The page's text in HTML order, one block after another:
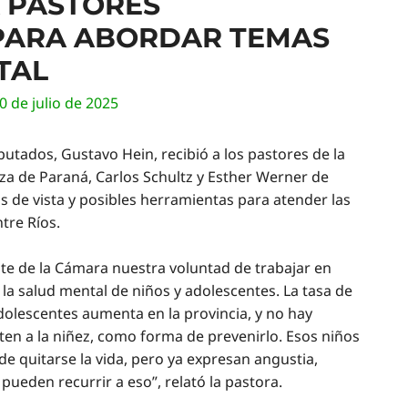
ABORDAR TEMAS
de julio de 2025
Gustavo Hein, recibió a los pastores de la
de Paraná, Carlos Schultz y Esther Werner de
de vista y posibles herramientas para atender las
Ríos.
de la Cámara nuestra voluntad de trabajar en
salud mental de niños y adolescentes. La tasa de
aumenta en la provincia, y no hay
a la niñez, como forma de prevenirlo. Esos niños
quitarse la vida, pero ya expresan angustia,
recurrir a eso”, relató la pastora.